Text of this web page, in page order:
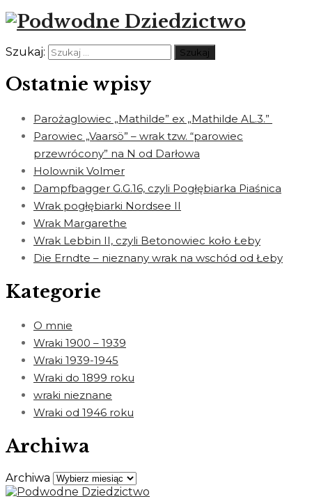
Szukaj:
Ostatnie wpisy
Parożaglowiec „Mathilde” ex „Mathilde AL.3.”
Parowiec „Vaarsö” – wrak tzw. “parowiec
przewrócony” na N od Darłowa
Holownik Volmer
Dampfbagger G.G.16, czyli Pogłębiarka Piaśnica
Wrak pogłębiarki Nordsee II
Wrak Margarethe
Wrak Lebbin II, czyli Betonowiec koło Łeby
Die Erndte – nieznany wrak na wschód od Łeby
Kategorie
O mnie
Wraki 1900 – 1939
Wraki 1939-1945
Wraki do 1899 roku
wraki nieznane
Wraki od 1946 roku
Archiwa
Archiwa